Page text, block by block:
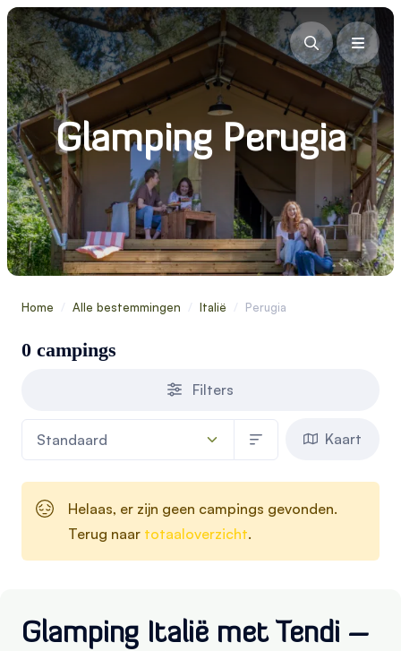
Glamping Perugia
Home / Alle bestemmingen / Italië / Perugia
0 campings
Filters
Kaart
Helaas, er zijn geen campings gevonden.
Terug naar totaaloverzicht.
Glamping Italië met Tendi –